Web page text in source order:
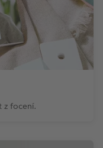
z focení.